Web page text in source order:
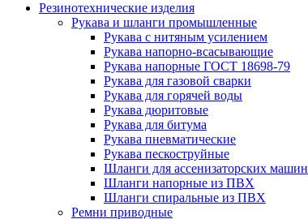
Резинотехнические изделия
Рукава и шланги промышленные
Рукава с нитяным усилением
Рукава напорно-всасывающие
Рукава напорные ГОСТ 18698-79
Рукава для газовой сварки
Рукава для горячей воды
Рукава дюритовые
Рукава для битума
Рукава пневматические
Рукава пескоструйные
Шланги для ассенизаторских машин
Шланги напорные из ПВХ
Шланги спиральные из ПВХ
Ремни приводные